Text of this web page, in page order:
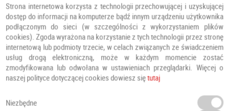
Strona internetowa korzysta z technologii przechowującej i uzyskującej
dostęp do informacji na komputerze bądź innym urządzeniu użytkownika
podłączonym do sieci (w szczególności z wykorzystaniem plików
cookies). Zgoda wyrażona na korzystanie z tych technologii przez stronę
internetową lub podmioty trzecie, w celach związanych ze świadczeniem
usług drogą elektroniczną, może w każdym momencie zostać
zmodyfikowana lub odwołana w ustawieniach przeglądarki. Więcej o
naszej polityce dotyczącej cookies dowiesz siętutaj
Niezbędne